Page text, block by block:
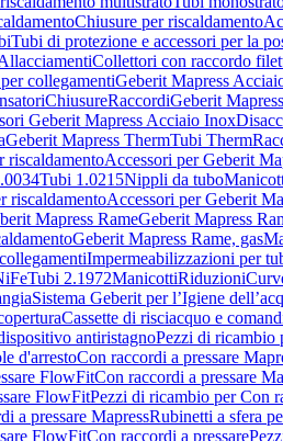
Chiusure per riscaldamento
Tubi di protezione e accessori per la
Collettori con raccordo
collegamentiGeberit Mapress
ChiusureRaccordiGeberit
Geberit Mapress Acciaio Inox
Geberit Mapress ThermTubi Therm
riscaldamentoAccessori per Geberit
Tubi 1.0215Nippli da tubo
riscaldamentoAccessori per Geberit
Mapress RameGeberit Mapress
Geberit Mapress Rame, gas
Impermeabilizzazioni per
Tubi 2.1972ManicottiRiduzioni
Sistema Geberit per l’Igiene
Cassette di risciacquo e
antiristagnoPezzi di ricambio
d'arrestoCon raccordi a pressare
FlowFitCon raccordi a pressare
FlowFitPezzi di ricambio per Con
a pressare MapressRubinetti a sfera
FlowFitCon raccordi a pressare